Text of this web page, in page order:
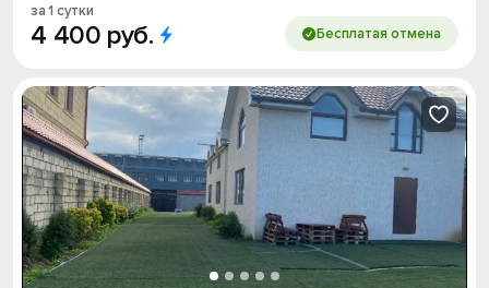
за 1 сутки
4 400 руб. Бесплатая отмена